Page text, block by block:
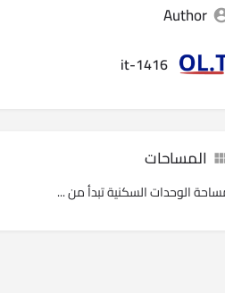
Author
it-1416
المساحات
الوحدات السكنية تبدأ من ...